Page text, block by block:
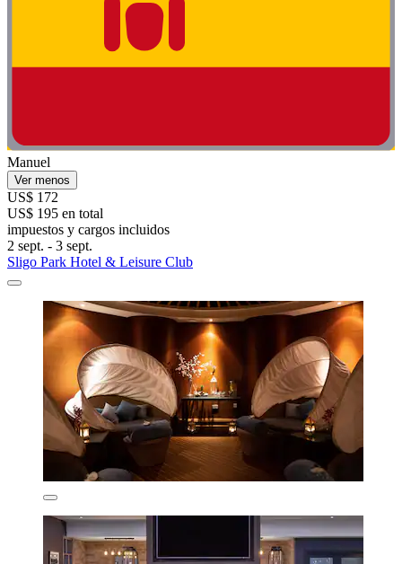
Manuel
Ver menos
US$ 172
US$ 195 en total
impuestos y cargos incluidos
2 sept. - 3 sept.
Sligo Park Hotel & Leisure Club